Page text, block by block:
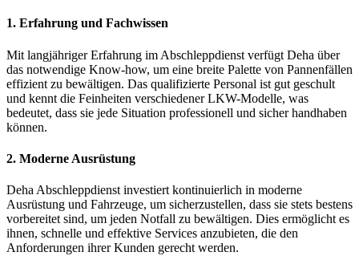
1. Erfahrung und Fachwissen
Mit langjähriger Erfahrung im Abschleppdienst verfügt Deha über
das notwendige Know-how, um eine breite Palette von Pannenfällen
effizient zu bewältigen. Das qualifizierte Personal ist gut geschult
und kennt die Feinheiten verschiedener LKW-Modelle, was
bedeutet, dass sie jede Situation professionell und sicher handhaben
können.
2. Moderne Ausrüstung
Deha Abschleppdienst investiert kontinuierlich in moderne
Ausrüstung und Fahrzeuge, um sicherzustellen, dass sie stets bestens
vorbereitet sind, um jeden Notfall zu bewältigen. Dies ermöglicht es
ihnen, schnelle und effektive Services anzubieten, die den
Anforderungen ihrer Kunden gerecht werden.